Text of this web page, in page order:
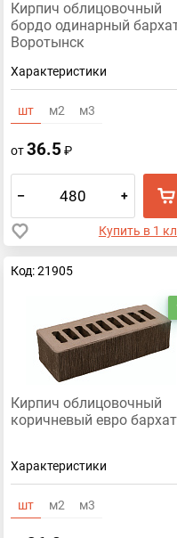
Кирпич облицовочный
бордо одинарный
Воротынск
Характеристики
шт м2 м3
от36.5 ₽
– +
Купить в 1
Код: 21905
Кирпич облицовочный
коричневый евро бархат
Характеристики
шт м2 м3